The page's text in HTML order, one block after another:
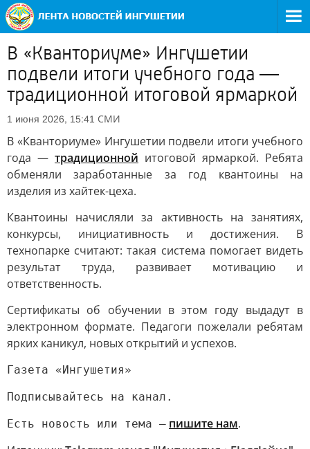
В «Кванториуме» Ингушетии
подвели итоги учебного года —
традиционной итоговой ярмаркой
1 июня 2026, 15:41 СМИ
В «Кванториуме» Ингушетии подвели итоги учебного
года — традиционной итоговой ярмаркой. Ребята
обменяли заработанные за год квантоины на
изделия из хайтек-цеха.
Квантоины начисляли за активность на занятиях,
конкурсы, инициативность и достижения. В
технопарке считают: такая система помогает видеть
результат труда, развивает мотивацию и
ответственность.
Сертификаты об обучении в этом году выдадут в
электронном формате. Педагоги пожелали ребятам
ярких каникул, новых открытий и успехов.
Газета «Ингушетия»
Подписывайтесь на канал.
Есть новость или тема — пишите нам.